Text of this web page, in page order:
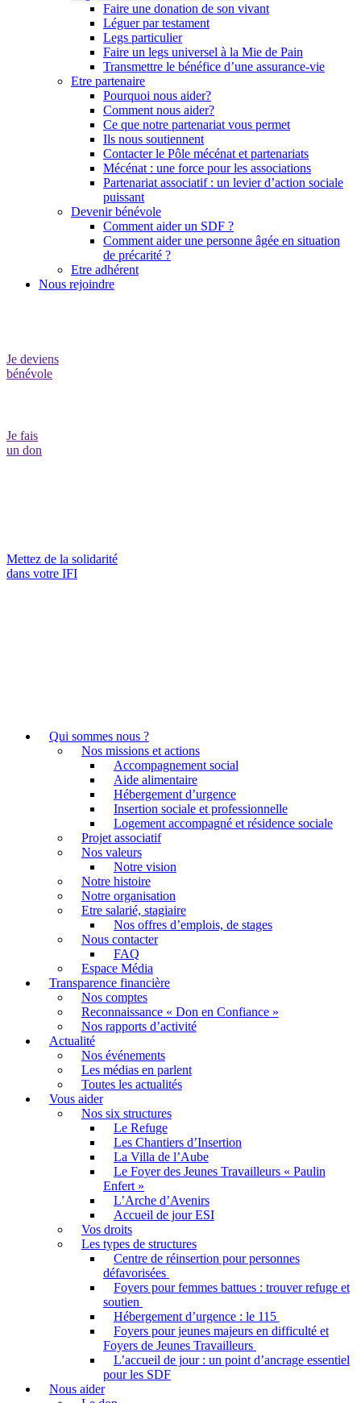
Faire une donation de son vivant
Léguer par testament
Legs particulier
Faire un legs universel à la Mie de Pain
Transmettre le bénéfice d’une assurance-vie
Etre partenaire
Pourquoi nous aider?
Comment nous aider?
Ce que notre partenariat vous permet
Ils nous soutiennent
Contacter le Pôle mécénat et partenariats
Mécénat : une force pour les associations
Partenariat associatif : un levier d’action sociale
puissant
Devenir bénévole
Comment aider un SDF ?
Comment aider une personne âgée en situation
de précarité ?
Etre adhérent
Nous rejoindre
Je deviens
bénévole
Je fais
un don
Mettez de la solidarité
dans votre IFI
Qui sommes nous ?
Nos missions et actions
Accompagnement social
Aide alimentaire
Hébergement d’urgence
Insertion sociale et professionnelle
Logement accompagné et résidence sociale
Projet associatif
Nos valeurs
Notre vision
Notre histoire
Notre organisation
Etre salarié, stagiaire
Nos offres d’emplois, de stages
Nous contacter
FAQ
Espace Média
Transparence financière
Nos comptes
Reconnaissance « Don en Confiance »
Nos rapports d’activité
Actualité
Nos événements
Les médias en parlent
Toutes les actualités
Vous aider
Nos six structures
Le Refuge
Les Chantiers d’Insertion
La Villa de l’Aube
Le Foyer des Jeunes Travailleurs « Paulin
Enfert »
L’Arche d’Avenirs
Accueil de jour ESI
Vos droits
Les types de structures
Centre de réinsertion pour personnes
défavorisées
Foyers pour femmes battues : trouver refuge et
soutien
Hébergement d’urgence : le 115
Foyers pour jeunes majeurs en difficulté et
Foyers de Jeunes Travailleurs
L’accueil de jour : un point d’ancrage essentiel
pour les SDF
Nous aider